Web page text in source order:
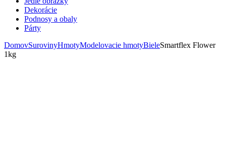
Dekorácie
Podnosy a obaly
Párty
DomovSurovinyHmotyModelovacie hmotyBieleSmartflex Flower
1kg